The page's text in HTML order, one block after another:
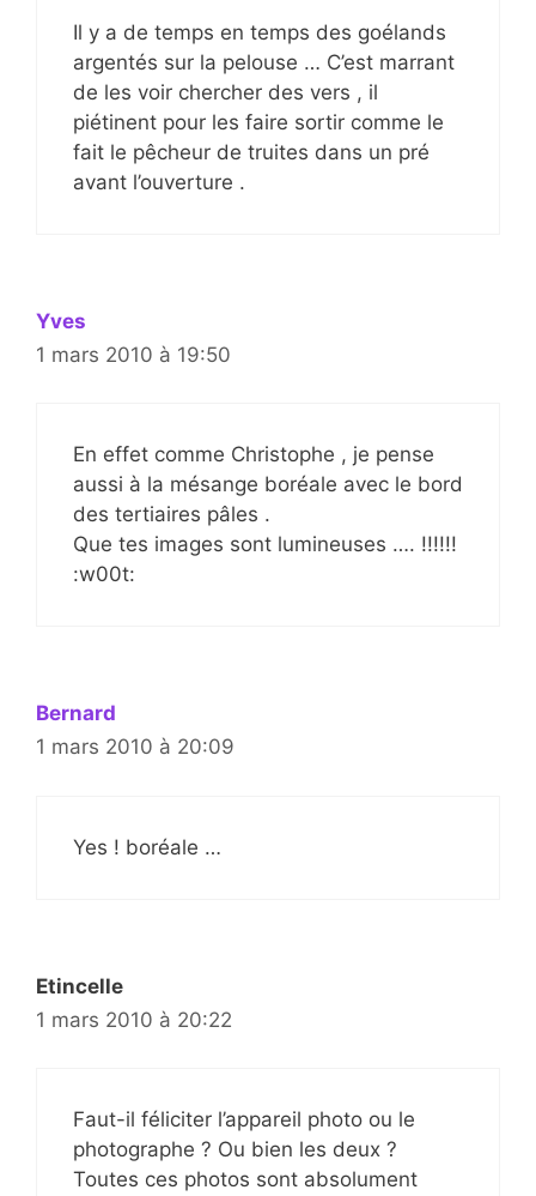
Il y a de temps en temps des goélands
argentés sur la pelouse … C’est marrant
de les voir chercher des vers , il
piétinent pour les faire sortir comme le
fait le pêcheur de truites dans un pré
avant l’ouverture .
Yves
1 mars 2010 à 19:50
En effet comme Christophe , je pense
aussi à la mésange boréale avec le bord
des tertiaires pâles .
Que tes images sont lumineuses …. !!!!!!
:w00t:
Bernard
1 mars 2010 à 20:09
Yes ! boréale …
Etincelle
1 mars 2010 à 20:22
Faut-il féliciter l’appareil photo ou le
photographe ? Ou bien les deux ?
Toutes ces photos sont absolument